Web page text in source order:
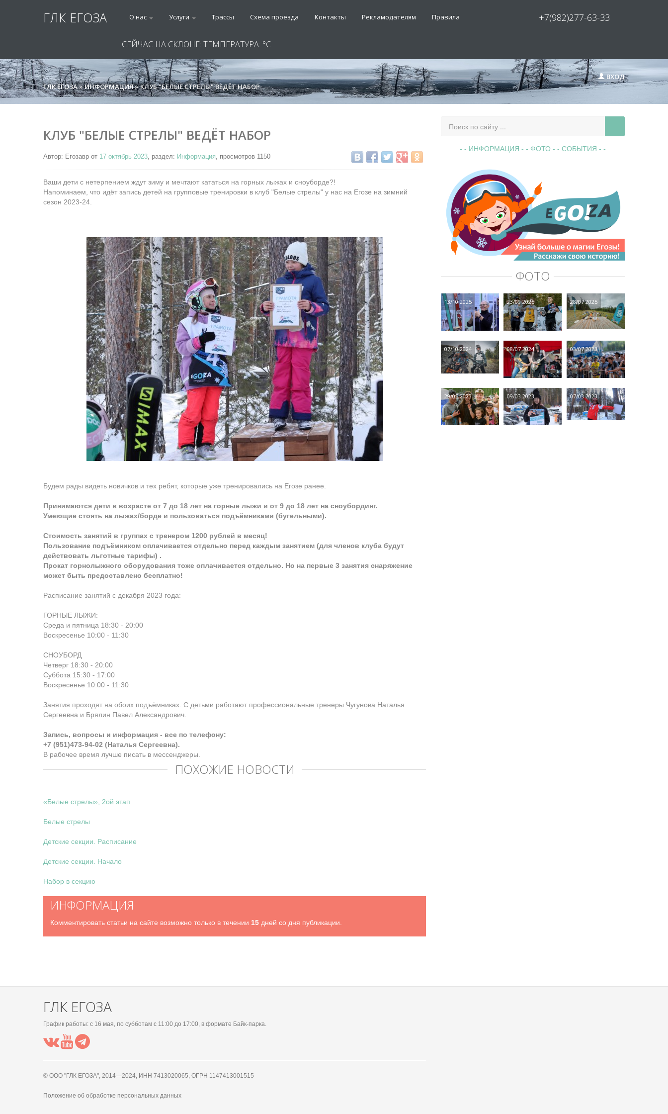
ГЛК ЕГОЗА О нас Услуги Трассы Схема проезда Контакты Рекламодателям Правила +7(982)277-63-33
СЕЙЧАС НА СКЛОНЕ: ТЕМПЕРАТУРА: °C
ВХОД
ГЛК ЕГОЗА»ИНФОРМАЦИЯ» КЛУБ "БЕЛЫЕ СТРЕЛЫ" ВЕДЁТ НАБОР
КЛУБ "БЕЛЫЕ СТРЕЛЫ" ВЕДЁТ НАБОР
Автор: Егозавр от 17 октябрь 2023, раздел: Информация, просмотров 1150
Ваши дети с нетерпением ждут зиму и мечтают кататься на горных лыжах и сноуборде?!
Напоминаем, что идёт запись детей на групповые тренировки в клуб "Белые стрелы" у нас на Егозе на зимний
сезон 2023-24.
Будем рады видеть новичков и тех ребят, которые уже тренировались на Егозе ранее.
Принимаются дети в возрасте от 7 до 18 лет на горные лыжи и от 9 до 18 лет на сноубординг.
Умеющие стоять на лыжах/борде и пользоваться подъёмниками (бугельными).
Стоимость занятий в группах с тренером 1200 рублей в месяц!
Пользование подъёмником оплачивается отдельно перед каждым занятием (для членов клуба будут
действовать льготные тарифы) .
Прокат горнолыжного оборудования тоже оплачивается отдельно. Но на первые 3 занятия снаряжение
может быть предоставлено бесплатно!
Расписание занятий с декабря 2023 года:
ГОРНЫЕ ЛЫЖИ:
Среда и пятница 18:30 - 20:00
Воскресенье 10:00 - 11:30
СНОУБОРД
Четверг 18:30 - 20:00
Суббота 15:30 - 17:00
Воскресенье 10:00 - 11:30
Занятия проходят на обоих подъёмниках. С детьми работают профессиональные тренеры Чугунова Наталья
Сергеевна и Брялин Павел Александрович.
Запись, вопросы и информация - все по телефону:
+7 (951)473-94-02 (Наталья Сергеевна).
В рабочее время лучше писать в мессенджеры.
ПОХОЖИЕ НОВОСТИ
«Белые стрелы», 2ой этап
Белые стрелы
Детские секции. Расписание
Детские секции. Начало
Набор в секцию
ИНФОРМАЦИЯ
Комментировать статьи на сайте возможно только в течении 15 дней со дня публикации.
- - ИНФОРМАЦИЯ - - ФОТО - - СОБЫТИЯ - -
ФОТО
13/10 2025 23/09 2025 28/07 2025
07/10 2024 08/07 2024 03/07 2023
29/05 2023 09/03 2023 07/03 2023
ГЛК ЕГОЗА
График работы: c 16 мая, по субботам с 11:00 до 17:00, в формате Байк-парка.
© OOO "ГЛК ЕГОЗА", 2014—2024, ИНН 7413020065, ОГРН 1147413001515
Положение об обработке персональных данных